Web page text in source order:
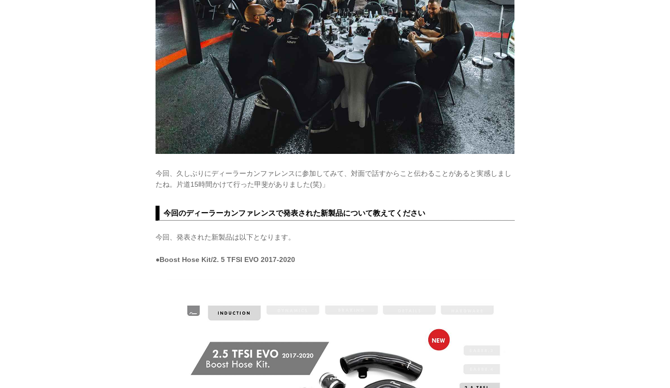
今回、久しぶりにディーラーカンファレンスに参加してみて、対面で話すからこと伝わることがあると実感しまし
たね。片道15時間かけて行った甲斐がありました(笑)」
今回のディーラーカンファレンスで発表された新製品について教えてください
今回、発表された新製品は以下となります。
●Boost Hose Kit/2. 5 TFSI EVO 2017-2020